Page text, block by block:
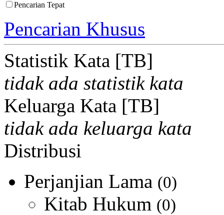
Pencarian Tepat
Pencarian Khusus
Statistik Kata [TB]
tidak ada statistik kata
Keluarga Kata [TB]
tidak ada keluarga kata
Distribusi
Perjanjian Lama (0)
Kitab Hukum (0)